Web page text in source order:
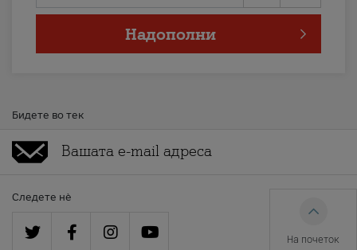
Надополни
Бидете во тек
Следете нè
На почеток